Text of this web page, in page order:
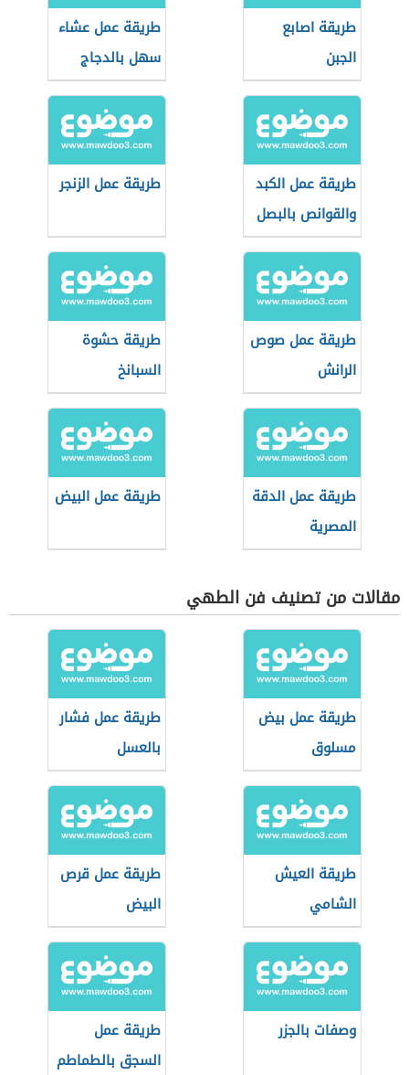
طريقة اصابع
الجبن
طريقة عمل عشاء
سهل بالدجاج
طريقة عمل الكبد
والقوانص بالبصل
طريقة عمل الزنجر
طريقة عمل صوص
الرانش
طريقة حشوة
السبانخ
طريقة عمل الدقة
المصرية
طريقة عمل البيض
مقالات من تصنيف فن الطهي
طريقة عمل بيض
مسلوق
طريقة عمل فشار
بالعسل
طريقة العيش
الشامي
طريقة عمل قرص
البيض
وصفات بالجزر
طريقة عمل
السجق بالطماطم